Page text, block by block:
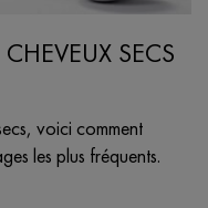
SECS
voici comment
les plus fréquents.